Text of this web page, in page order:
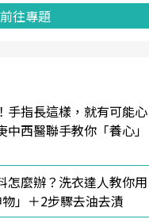
前往專題
手指長這樣，就有可能心
中西醫聯手教你「養心」
怎麼辦？洗衣達人教你用
物」＋2步驟去油去漬